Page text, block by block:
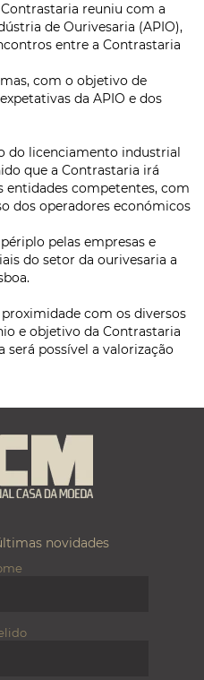
reuniu com a
de Ourivesaria (APIO),
entre a Contrastaria
com o objetivo de
da APIO e dos
do licenciamento industrial
que a Contrastaria irá
entidades competentes, com
dos operadores económicos
pelas empresas e
do setor da ourivesaria a
com os diversos
e objetivo da Contrastaria
será possível a valorização
novidades